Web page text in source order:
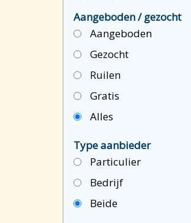
Aangeboden / gezocht
Aangeboden
Gezocht
Ruilen
Gratis
Alles
Type aanbieder
Particulier
Bedrijf
Beide